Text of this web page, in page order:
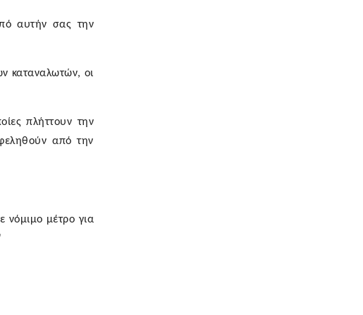
αυτήν σας την
καταναλωτών, οι
πλήττουν την
από την
μέτρο για